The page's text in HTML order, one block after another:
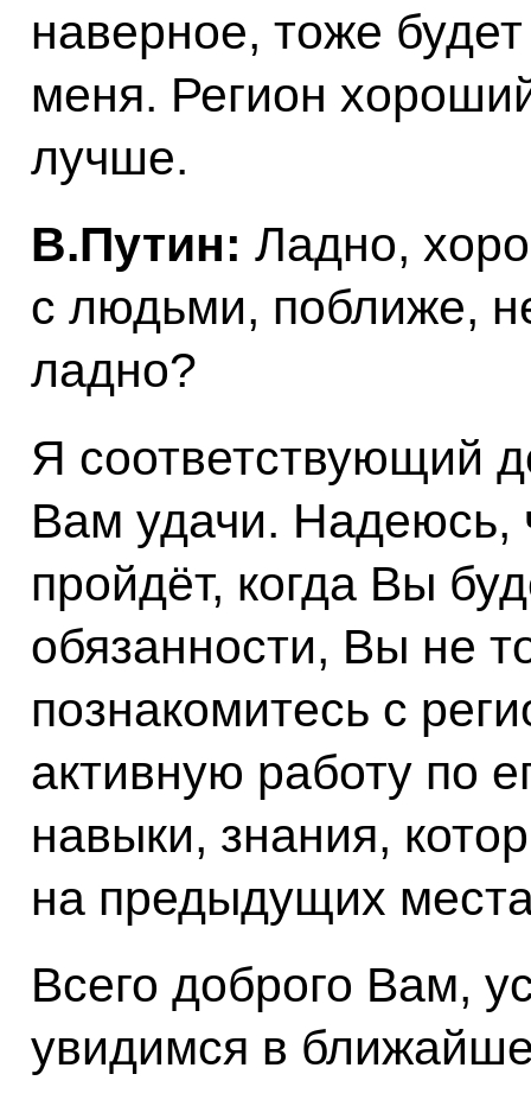
наверное, тоже
меня. Регион
лучше.
В.Путин: Ладно,
с людьми, поближе,
ладно?
Я соответствующий
Вам удачи. Надеюсь,
пройдёт, когда Вы
обязанности, Вы не
познакомитесь с
активную работу по
навыки, знания,
на предыдущих
Всего доброго Вам,
увидимся в